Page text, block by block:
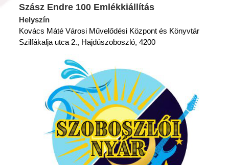
Szász Endre 100 Emlékkiállítás
Helyszín
Kovács Máté Városi Művelődési Központ és Könyvtár
Szilfákalja utca 2., Hajdúszoboszló, 4200